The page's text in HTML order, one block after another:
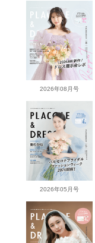
2026年08月号
2026年05月号